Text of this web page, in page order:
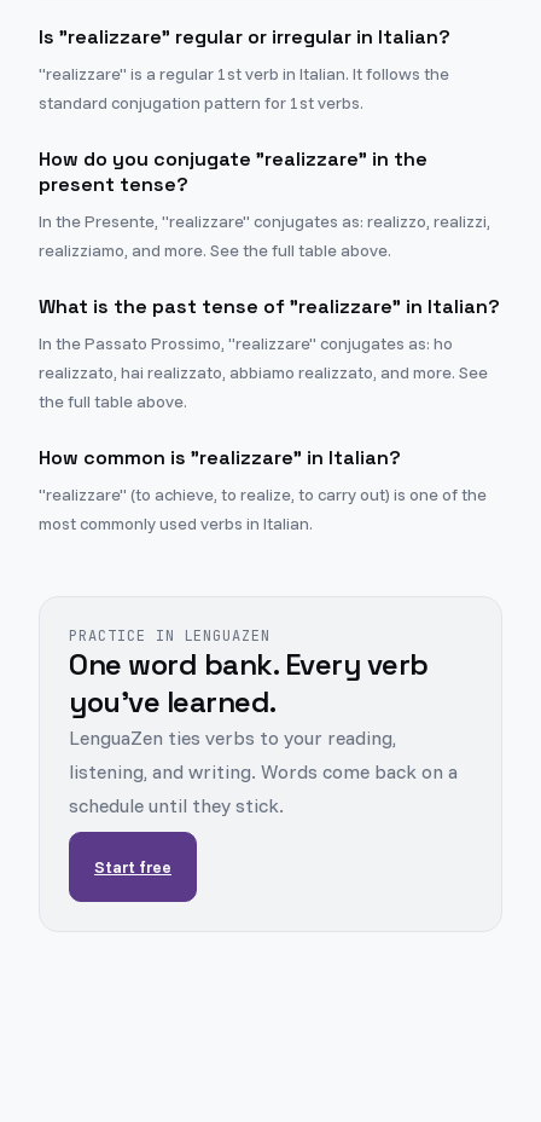
Is "realizzare" regular or irregular in Italian?
"realizzare" is a regular 1st verb in Italian. It follows the
standard conjugation pattern for 1st verbs.
How do you conjugate "realizzare" in the
present tense?
In the Presente, "realizzare" conjugates as: realizzo, realizzi,
realizziamo, and more. See the full table above.
What is the past tense of "realizzare" in Italian?
In the Passato Prossimo, "realizzare" conjugates as: ho
realizzato, hai realizzato, abbiamo realizzato, and more. See
the full table above.
How common is "realizzare" in Italian?
"realizzare" (to achieve, to realize, to carry out) is one of the
most commonly used verbs in Italian.
PRACTICE IN LENGUAZEN
One word bank. Every verb
you've learned.
LenguaZen ties verbs to your reading,
listening, and writing. Words come back on a
schedule until they stick.
Start free